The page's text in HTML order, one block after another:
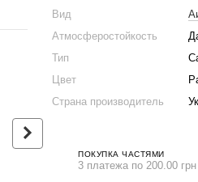
Вид
Атмосферостойкость
Тип
Цвет
Страна производитель
ПОКУПКА ЧАСТЯМИ
3 платежа по 200.00 грн